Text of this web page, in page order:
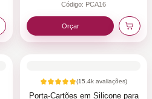
Código: PCA16
Orçar
(15.4k avaliações)
Porta-Cartões em Silicone para